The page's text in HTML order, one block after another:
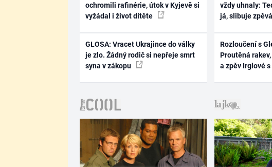
ochromili rafinérie, útok v Kyjevě si
vyžádal i život dítěte
GLOSA: Vracet Ukrajince do války
je zlo. Žádný rodič si nepřeje smrt
syna v zákopu
vždy uhnaly:
já, slibuje
Rozloučení s
Proutěná
a zpěv Irglové